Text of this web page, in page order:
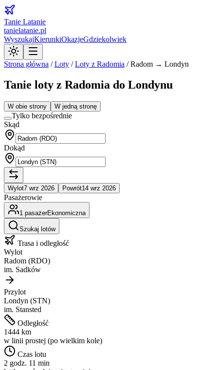
Tanie Latanie
tanielatanie.pl
WyszukajKierunkiOkazjeGdziekolwiek
Strona główna /Loty /Loty z Radomia /Radom → Londyn
Tanie loty z Radomia do Londynu
W obie strony W jedną stronę
Tylko bezpośrednie
Skąd
Dokąd
Wylot7 wrz 2026 Powrót14 wrz 2026
Pasażerowie
1 pasażerEkonomiczna
Szukaj lotów
Trasa i odległość
Wylot
Radom (RDO)
im. Sadków
Przylot
Londyn (STN)
im. Stansted
Odległość
1444 km
w linii prostej (po wielkim kole)
Czas lotu
2 godz. 11 min